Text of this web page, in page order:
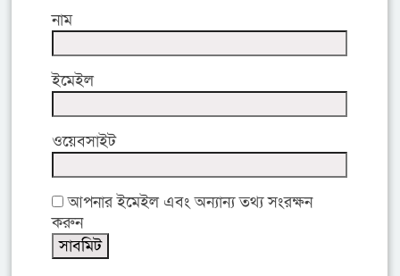
নাম
ইমেইল
ওয়েবসাইট
আপনার ইমেইল এবং অন্যান্য তথ্য সংরক্ষন
করুন